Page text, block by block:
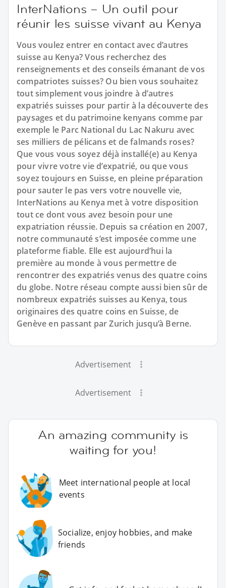
InterNations – Un outil pour
réunir les suisse vivant au Kenya
Vous voulez entrer en contact avec d’autres
suisse au Kenya? Vous recherchez des
renseignements et des conseils émanant de vos
compatriotes suisses? Ou bien vous souhaitez
tout simplement vous joindre à d’autres
expatriés suisses pour partir à la découverte des
paysages et du patrimoine kenyans comme par
exemple le Parc National du Lac Nakuru avec
ses milliers de pélicans et de falmands roses?
Que vous vous soyez déjà installé(e) au Kenya
pour vivre votre vie d’expatrié, ou que vous
soyez toujours en Suisse, en pleine préparation
pour sauter le pas vers votre nouvelle vie,
InterNations au Kenya met à votre disposition
tout ce dont vous avez besoin pour une
expatriation réussie. Depuis sa création en 2007,
notre communauté s’est imposée comme une
plateforme fiable. Elle est aujourd’hui la
première au monde à vous permettre de
rencontrer des expatriés venus des quatre coins
du globe. Notre réseau compte aussi bien sûr de
nombreux expatriés suisses au Kenya, tous
originaires des quatre coins en Suisse, de
Genève en passant par Zurich jusqu’à Berne.
Advertisement
Advertisement
An amazing community is
waiting for you!
Meet international people at local
events
Socialize, enjoy hobbies, and make
friends